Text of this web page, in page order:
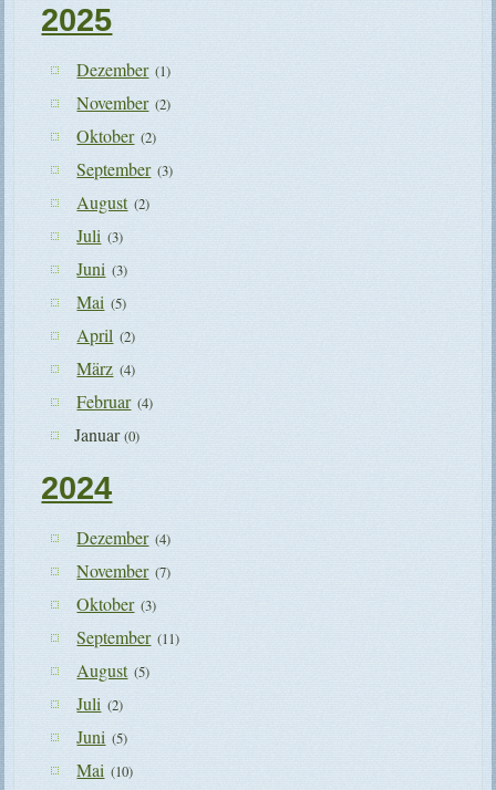
2025
Dezember (1)
November (2)
Oktober (2)
September (3)
August (2)
Juli (3)
Juni (3)
Mai (5)
April (2)
März (4)
Februar (4)
Januar(0)
2024
Dezember (4)
November (7)
Oktober (3)
September (11)
August (5)
Juli (2)
Juni (5)
Mai (10)